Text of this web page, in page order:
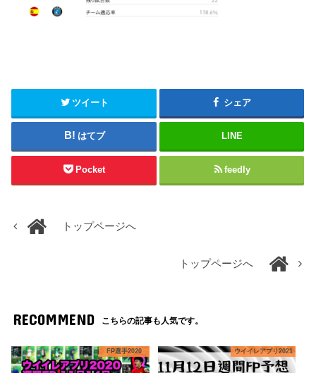
ツイート シェア
はてブ LINE
Pocket feedly
トップページへ
トップページへ
RECOMMEND こちらの記事も人気です。
FP選手2020 ウイイレアプリ2021